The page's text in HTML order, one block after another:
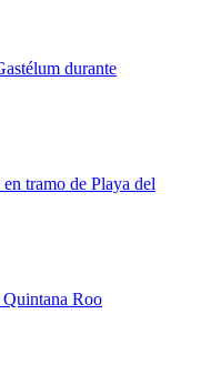
durante
tramo de Playa del
Quintana Roo